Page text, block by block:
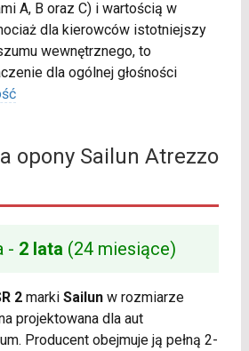
A, B oraz C) i wartością w
dla kierowców istotniejszy
wewnętrznego, to
dla ogólnej głośności
opony Sailun Atrezzo
- 2 lata (24 miesiące)
2marki Sailunw rozmiarze
projektowana dla aut
Producent obejmuje ją pełną 2-